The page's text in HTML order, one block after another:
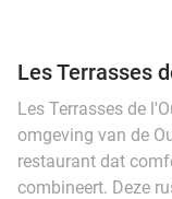
Les Terrasses
Les Terrasses de
omgeving van de
restaurant dat
combineert. Deze